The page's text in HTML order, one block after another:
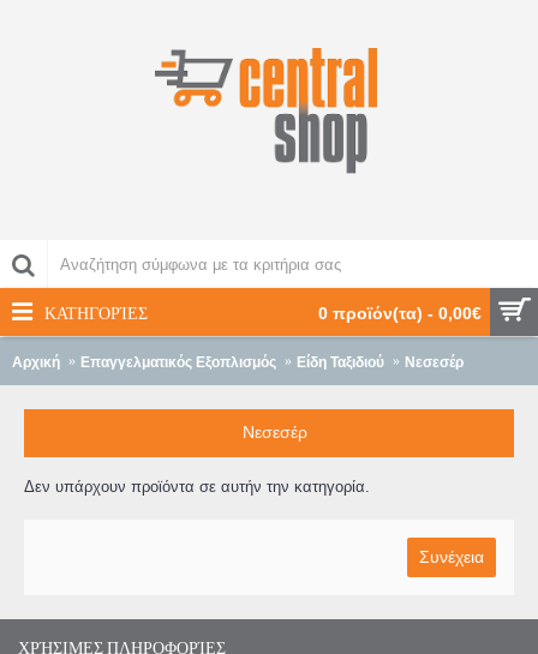
0 προϊόν(τα) - 0,00€
ΚΑΤΗΓΟΡΊΕΣ
Αρχική Επαγγελματικός Εξοπλισμός Είδη Ταξιδιού Νεσεσέρ
Νεσεσέρ
Δεν υπάρχουν προϊόντα σε αυτήν την κατηγορία.
Συνέχεια
ΧΡΉΣΙΜΕΣ ΠΛΗΡΟΦΟΡΊΕΣ